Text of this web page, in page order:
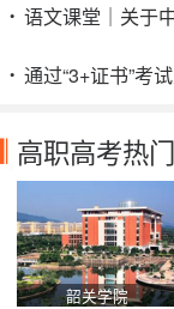
本科）→
• 语文课堂｜关于
• 通过“3+证书”考
证是怎么样的？
高职高考热
韶关学院